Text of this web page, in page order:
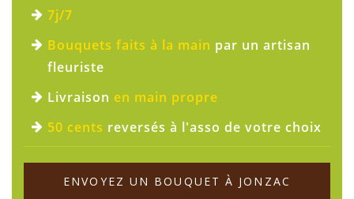
7j/7
Bouquets faits à la main par un artisan
fleuriste
Livraison en main propre
50 cents reversés à l'asso de votre choix
ENVOYEZ UN BOUQUET À JONZAC